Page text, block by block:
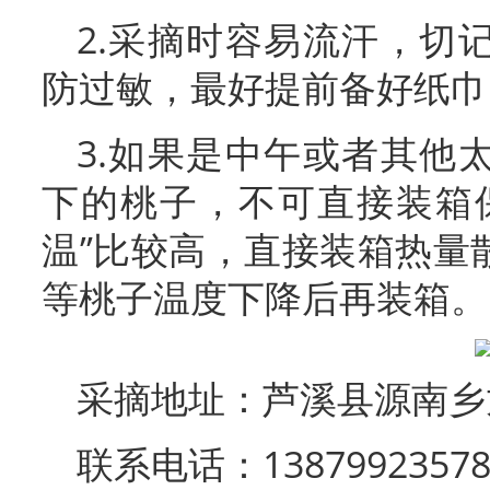
2.采摘时容易流汗，切
防过敏，最好提前备好纸
3.如果是中午或者其他
下的桃子，不可直接装
温”比较高，直接装箱热
等桃子温度下降后再装箱。
采摘地址：芦溪县源南
联系电话：